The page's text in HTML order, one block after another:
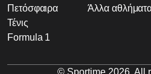
Πετόσφαιρα
Τένις
Formula 1
Άλλα